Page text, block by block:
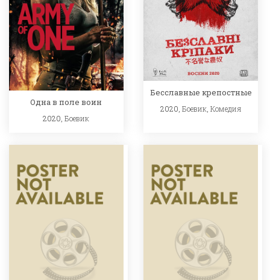
Одна в поле воин
2020,Боевик
Бесславные крепостные
2020, Боевик, Комедия